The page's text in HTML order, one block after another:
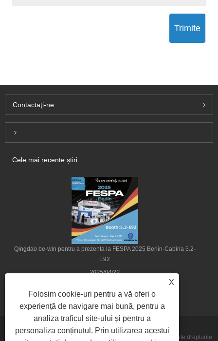
Trimite
Contactaţi-ne
Inquiry For Pricelist
Cele mai recente știri
Qingdao be-win pentru a prezenta la FESPA 2025 Berlin-Cabina 5.2-
E92
2025/04/22
Copyright © 2022 Qingdao Be-Win Industrial & Trade Co., Ltd. Toate drepturile
X
Folosim cookie-uri pentru a vă oferi o
experiență de navigare mai bună, pentru a
analiza traficul site-ului și pentru a
personaliza conținutul. Prin utilizarea acestui